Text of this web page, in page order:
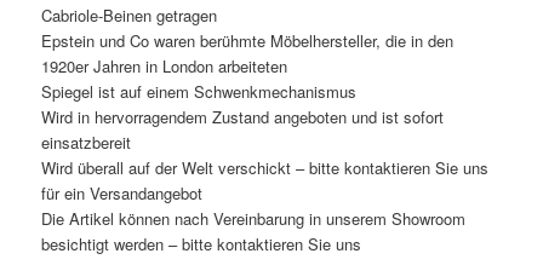
Cabriole-Beinen getragen
Epstein und Co waren berühmte Möbelhersteller, die in den
1920er Jahren in London arbeiteten
Spiegel ist auf einem Schwenkmechanismus
Wird in hervorragendem Zustand angeboten und ist sofort
einsatzbereit
Wird überall auf der Welt verschickt – bitte kontaktieren Sie uns
für ein Versandangebot
Die Artikel können nach Vereinbarung in unserem Showroom
besichtigt werden – bitte kontaktieren Sie uns